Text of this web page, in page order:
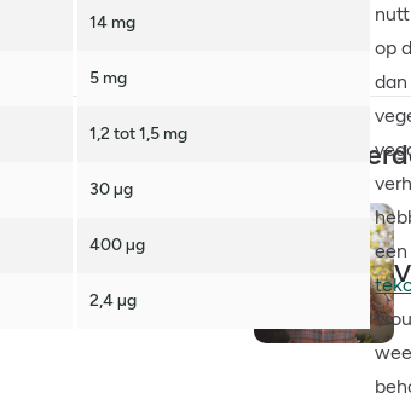
14 mg
5 mg
1,2 tot 1,5 mg
30 µg
400 µg
2,4 µg
op
dan
een